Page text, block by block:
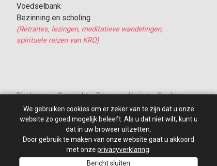
Voedselbank
Bezinning en scholing
(Retraites, lezingen, meditatieve wandelingen,
spirituele reizen van KRO)
Disclaimer – Copyright – Privacyverklaring – Cookies
© 2010 - 2026 St Jan de Doper – Alle rechten voorbehouden.
Site ontwikkeld door: PixelBroeder - Website realisatie door
MKSHOP
We gebruiken cookies om er zeker van te zijn dat u onze
website zo goed mogelijk beleeft. Als u dat niet wilt, kunt u
dat in uw browser uitzetten.
Door gebruik te maken van onze website gaat u akkoord
met onze privacyverklaring
Bericht sluiten